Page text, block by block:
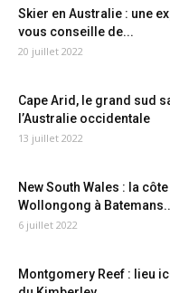
Skier en Australie : une
vous conseille de...
20 juillet 2022
Cape Arid, le grand sud
l’Australie occidentale
13 juillet 2022
New South Wales : la
Wollongong à
6 juillet 2022
Montgomery Reef : lieu